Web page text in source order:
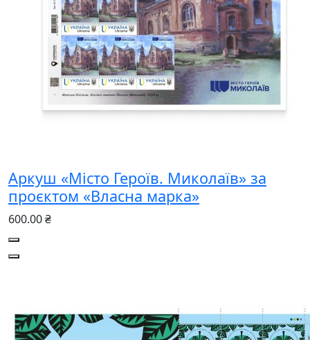
Аркуш «Місто Героїв. Миколаїв» за
проєктом «Власна марка»
600.00 ₴